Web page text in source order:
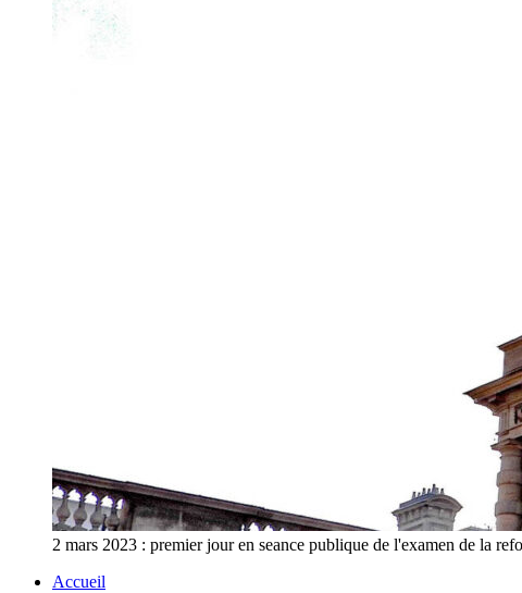
2 mars 2023 : premier jour en seance publique de l'examen de
Accueil